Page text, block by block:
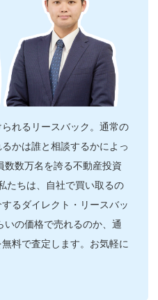
れるリースバック。通常の
かは誰と相談するかによっ
数万名を誇る不動産投資
たちは、自社で買い取るの
るダイレクト・リースバッ
の価格で売れるのか、通
料で査定します。お気軽に